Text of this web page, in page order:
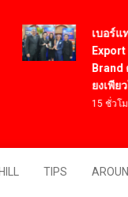
เบอร์แทรม ค
Export
Brand ตอก
ยงเพียวในร
15 ชั่วโมง ago
TIPS